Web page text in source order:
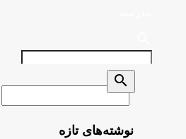
Search
for
search
نوشته‌های تازه